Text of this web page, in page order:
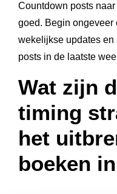
Countdown posts
goed. Begin ongeveer
wekelijkse updates
posts in de laatste
Wat zijn
timing
het
boeken